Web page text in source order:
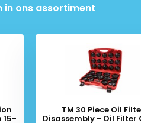
ons assortiment
15-
TM 30 Piece Oil
Disassembly - Oil Filter